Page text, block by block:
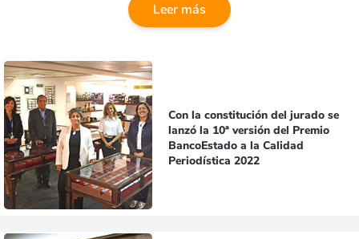
Leer más
Con la constitución del jurado se
lanzó la 10ª versión del Premio
BancoEstado a la Calidad
Periodística 2022